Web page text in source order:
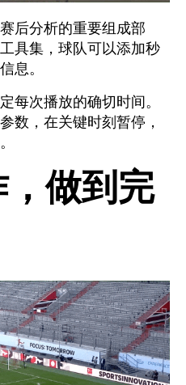
后分析的重要组成部
具集，球队可以添加秒
息。
每次播放的确切时间。
数，在关键时刻暂停，
，做到完